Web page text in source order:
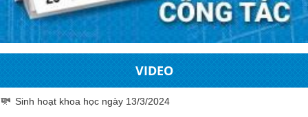
VIDEO
Sinh hoạt khoa học ngày 13/3/2024